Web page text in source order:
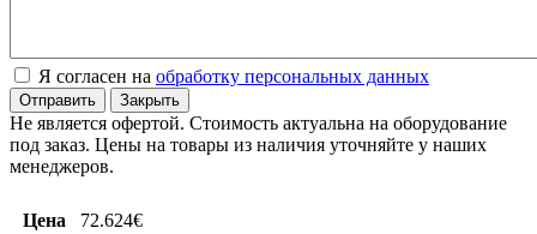
Я согласен на обработку персональных данных
Отправить Закрыть
Не является офертой. Стоимость актуальна на оборудование
под заказ. Цены на товары из наличия уточняйте у наших
менеджеров.
Цена 72.624€